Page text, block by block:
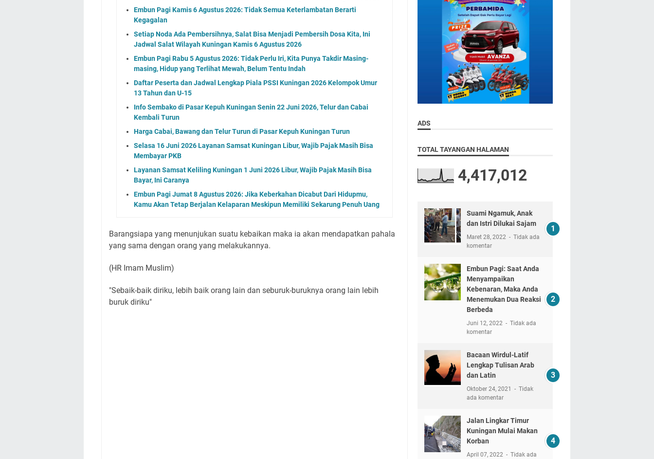
Embun Pagi Kamis 6 Agustus 2026: Tidak Semua Keterlambatan Berarti
Kegagalan
Setiap Noda Ada Pembersihnya, Salat Bisa Menjadi Pembersih Dosa Kita, Ini
Jadwal Salat Wilayah Kuningan Kamis 6 Agustus 2026
Embun Pagi Rabu 5 Agustus 2026: Tidak Perlu Iri, Kita Punya Takdir Masing-
masing, Hidup yang Terlihat Mewah, Belum Tentu Indah
Daftar Peserta dan Jadwal Lengkap Piala PSSI Kuningan 2026 Kelompok Umur
13 Tahun dan U-15
Info Sembako di Pasar Kepuh Kuningan Senin 22 Juni 2026, Telur dan Cabai
Kembali Turun
Harga Cabai, Bawang dan Telur Turun di Pasar Kepuh Kuningan Turun
Selasa 16 Juni 2026 Layanan Samsat Kuningan Libur, Wajib Pajak Masih Bisa
Membayar PKB
Layanan Samsat Keliling Kuningan 1 Juni 2026 Libur, Wajib Pajak Masih Bisa
Bayar, Ini Caranya
Embun Pagi Jumat 8 Agustus 2026: Jika Keberkahan Dicabut Dari Hidupmu,
Kamu Akan Tetap Berjalan Kelaparan Meskipun Memiliki Sekarung Penuh Uang
Barangsiapa yang menunjukan suatu kebaikan maka ia akan mendapatkan pahala
yang sama dengan orang yang melakukannya.
(HR Imam Muslim)
"Sebaik-baik diriku, lebih baik orang lain dan seburuk-buruknya orang lain lebih
buruk diriku"
ADS
TOTAL TAYANGAN HALAMAN
4,417,012
Suami Ngamuk, Anak
dan Istri Dilukai Sajam
Maret 28, 2022
Tidak ada
komentar
Embun Pagi: Saat Anda
Menyampaikan
Kebenaran, Maka Anda
Menemukan Dua Reaksi
Berbeda
Juni 12, 2022
Tidak ada
komentar
Bacaan Wirdul-Latif
Lengkap Tulisan Arab
dan Latin
Oktober 24, 2021
Tidak
ada komentar
Jalan Lingkar Timur
Kuningan Mulai Makan
Korban
April 07, 2022
Tidak ada